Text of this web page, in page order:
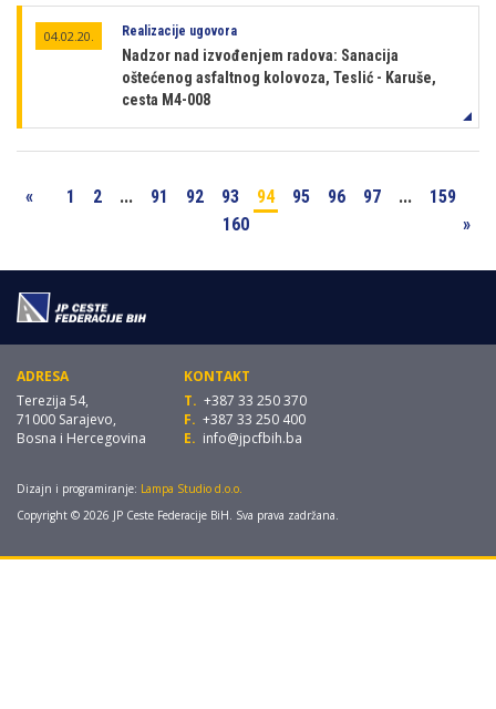
04.02.20. Realizacije ugovora
Nadzor nad izvođenjem radova: Sanacija
oštećenog asfaltnog kolovoza, Teslić - Karuše,
cesta M4-008
« 1 2 ... 91 92 93 94 95 96 97 ...
159
160
»
ADRESA
Terezija 54,
71000 Sarajevo,
Bosna i Hercegovina
KONTAKT
T. +387 33 250 370
F. +387 33 250 400
E. info@jpcfbih.ba
Dizajn i programiranje: Lampa Studio d.o.o.
Copyright © 2026 JP Ceste Federacije BiH. Sva prava zadržana.